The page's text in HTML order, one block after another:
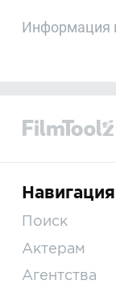
Информация
Навигация
Поиск
Актерам
Агентства